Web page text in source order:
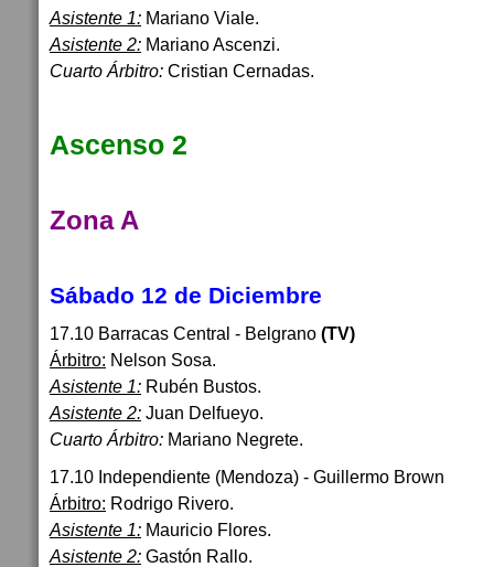
Asistente 1: Mariano Viale.
Asistente 2: Mariano Ascenzi.
Cuarto Árbitro: Cristian Cernadas.
Ascenso 2
Zona A
Sábado 12 de Diciembre
17.10 Barracas Central - Belgrano (TV)
Árbitro: Nelson Sosa.
Asistente 1: Rubén Bustos.
Asistente 2: Juan Delfueyo.
Cuarto Árbitro: Mariano Negrete.
17.10 Independiente (Mendoza) - Guillermo Brown
Árbitro: Rodrigo Rivero.
Asistente 1: Mauricio Flores.
Asistente 2: Gastón Rallo.